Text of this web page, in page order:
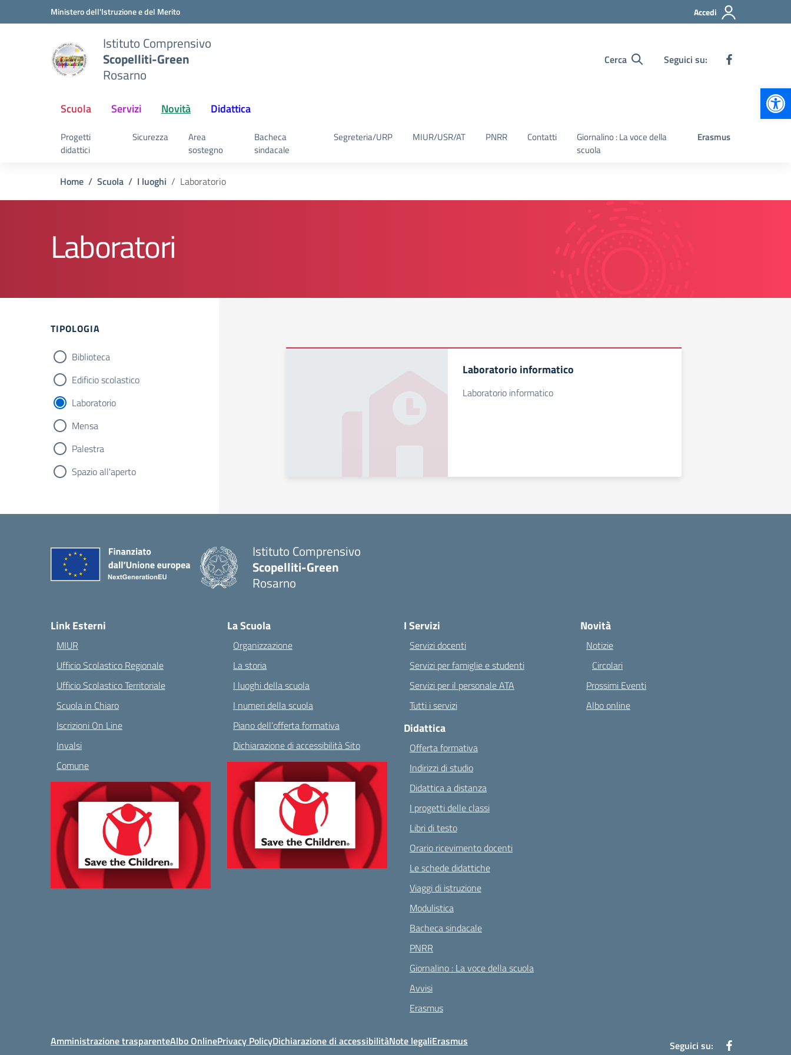
Vai ai contenuti
Vai al menu di navigazioneMinistero dell'Istruzione e del Merito Accedi
Istituto Comprensivo
Scopelliti-Green
Rosarno
Cerca Seguici su:
Scuola Servizi Novità Didattica
Progetti
didattici
Sicurezza
Area
sostegno
Bacheca
sindacale
Segreteria/URP MIUR/USR/AT PNRR Contatti
Giornalino : La voce della
scuola
Erasmus
Home Scuola I luoghi Laboratorio
Laboratori
Filtri
TIPOLOGIA
Biblioteca
Edificio scolastico
Laboratorio
Mensa
Palestra
Spazio all'aperto
Laboratorio informatico
Laboratorio informatico
Istituto Comprensivo
Scopelliti-Green
Rosarno
Link Esterni
MIUR
Ufficio Scolastico Regionale
Ufficio Scolastico Territoriale
Scuola in Chiaro
Iscrizioni On Line
Invalsi
Comune
La Scuola
Organizzazione
La storia
I luoghi della scuola
I numeri della scuola
Piano dell’offerta formativa
Dichiarazione di accessibilità Sito
I Servizi
Servizi docenti
Servizi per famiglie e studenti
Servizi per il personale ATA
Tutti i servizi
Didattica
Offerta formativa
Indirizzi di studio
Didattica a distanza
I progetti delle classi
Libri di testo
Orario ricevimento docenti
Le schede didattiche
Viaggi di istruzione
Modulistica
Bacheca sindacale
PNRR
Giornalino : La voce della scuola
Avvisi
Erasmus
Novità
Notizie
Circolari
Prossimi Eventi
Albo online
Amministrazione trasparenteAlbo OnlinePrivacy PolicyDichiarazione di accessibilitàNote legaliErasmus Seguici su: